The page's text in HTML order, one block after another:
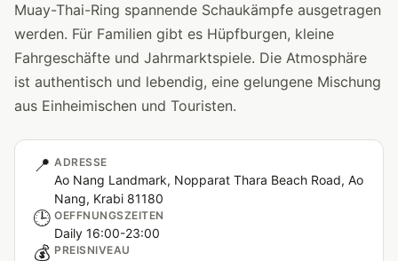
Muay-Thai-Ring spannende Schaukämpfe ausgetragen
werden. Für Familien gibt es Hüpfburgen, kleine
Fahrgeschäfte und Jahrmarktspiele. Die Atmosphäre
ist authentisch und lebendig, eine gelungene Mischung
aus Einheimischen und Touristen.
📍 ADRESSE
Ao Nang Landmark, Nopparat Thara Beach Road, Ao
Nang, Krabi 81180
🕒 OEFFNUNGSZEITEN
Daily 16:00-23:00
💰 PREISNIVEAU